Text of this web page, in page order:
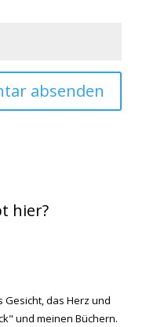
hier?
Gesicht, das Herz und
und meinen Büchern.